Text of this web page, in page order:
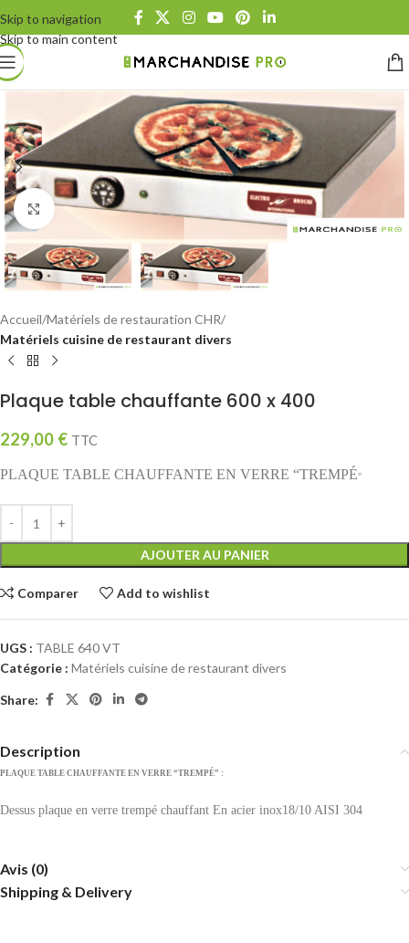
Skip to navigation
Skip to main content
Click to enlarge
Accueil Matériels de restauration CHR
Matériels cuisine de restaurant divers
Plaque table chauffante 600 x 400
229,00 € TTC
PLAQUE TABLE CHAUFFANTE EN VERRE “TREMPÉ”
AJOUTER AU PANIER
Comparer Add to wishlist
UGS : TABLE 640 VT
Catégorie : Matériels cuisine de restaurant divers
Share:
Description
PLAQUE TABLE CHAUFFANTE EN VERRE “TREMPÉ” :
Dessus plaque en verre trempé chauffant En acier inox18/10 AISI 304
Avis (0)
Shipping & Delivery